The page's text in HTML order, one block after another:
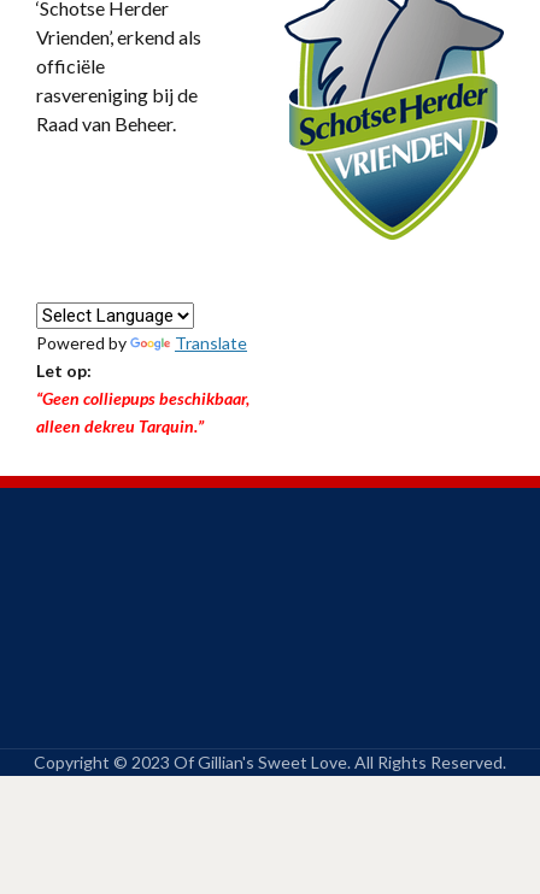
‘Schotse Herder
Vrienden’, erkend als
officiële
rasvereniging bij de
Raad van Beheer.
Powered by
Translate
Let op:
“Geen colliepups beschikbaar,
alleen dekreu Tarquin.”
Copyright © 2023 Of Gillian's Sweet Love. All Rights Reserved.